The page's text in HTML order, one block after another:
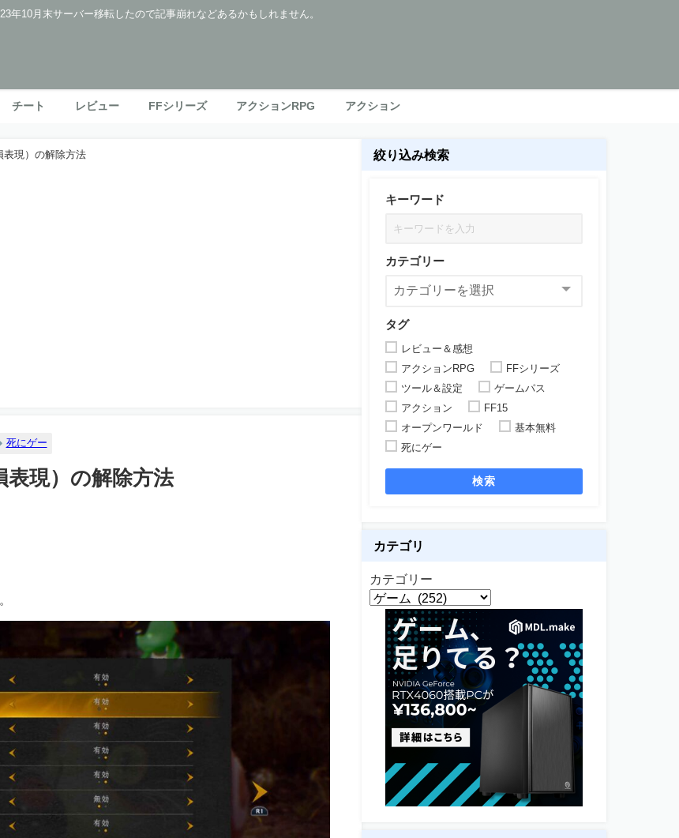
10月末サーバー移転したので記事崩れなどあるかもしれません。
チート レビュー FFシリーズ アクションRPG アクション
表現）の解除方法
死にゲー
表現）の解除方法
絞り込み検索
キーワード
カテゴリー
タグ
レビュー＆感想
アクションRPG
FFシリーズ
ツール＆設定
ゲームパス
アクション
FF15
オープンワールド
基本無料
死にゲー
検索
カテゴリ
カテゴリー